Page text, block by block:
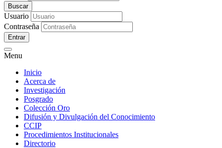
Usuario
Contraseña
Entrar
Menu
Inicio
Acerca de
Investigación
Posgrado
Colección Oro
Difusión y Divulgación del Conocimiento
CCIP
Procedimientos Institucionales
Directorio